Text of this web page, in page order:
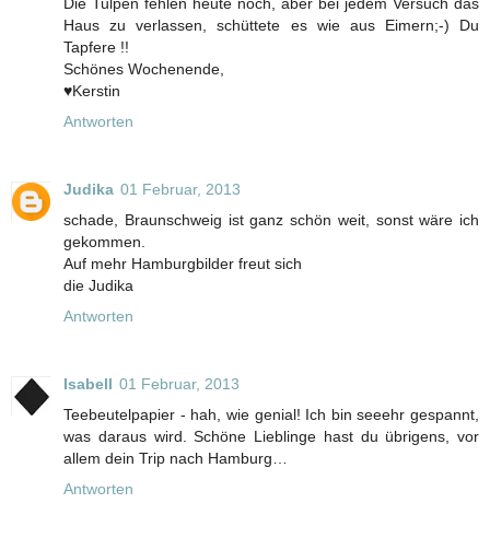
Die Tulpen fehlen heute noch, aber bei jedem Versuch das
Haus zu verlassen, schüttete es wie aus Eimern;-) Du
Tapfere !!
Schönes Wochenende,
♥Kerstin
Antworten
Judika 01 Februar, 2013
schade, Braunschweig ist ganz schön weit, sonst wäre ich
gekommen.
Auf mehr Hamburgbilder freut sich
die Judika
Antworten
Isabell 01 Februar, 2013
Teebeutelpapier - hah, wie genial! Ich bin seeehr gespannt,
was daraus wird. Schöne Lieblinge hast du übrigens, vor
allem dein Trip nach Hamburg…
Antworten